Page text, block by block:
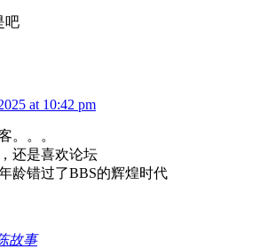
吧
at 10:42 pm
。。。
还是喜欢论坛
龄错过了BBS的辉煌时代
故事